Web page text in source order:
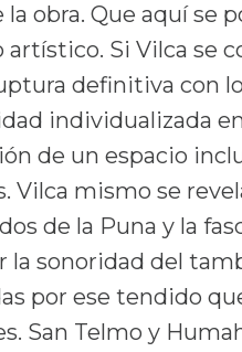
obra. Que aquí se
artístico. Si Vilca se
definitiva con
individualizada
de un espacio
Vilca mismo se
de la Puna y la
la sonoridad del
por ese tendido
San Telmo y